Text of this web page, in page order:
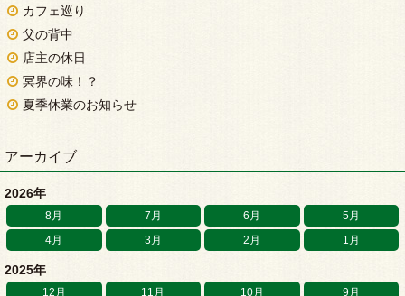
カフェ巡り
父の背中
店主の休日
冥界の味！？
夏季休業のお知らせ
アーカイブ
2026年
8月 7月 6月
5月
4月
3月 2月 1月
2025年
12月 11月 10月
9月